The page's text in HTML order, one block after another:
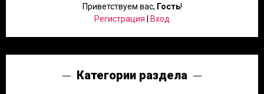
Приветствуем вас, Гость!
Регистрация
Вход
Категории раздела